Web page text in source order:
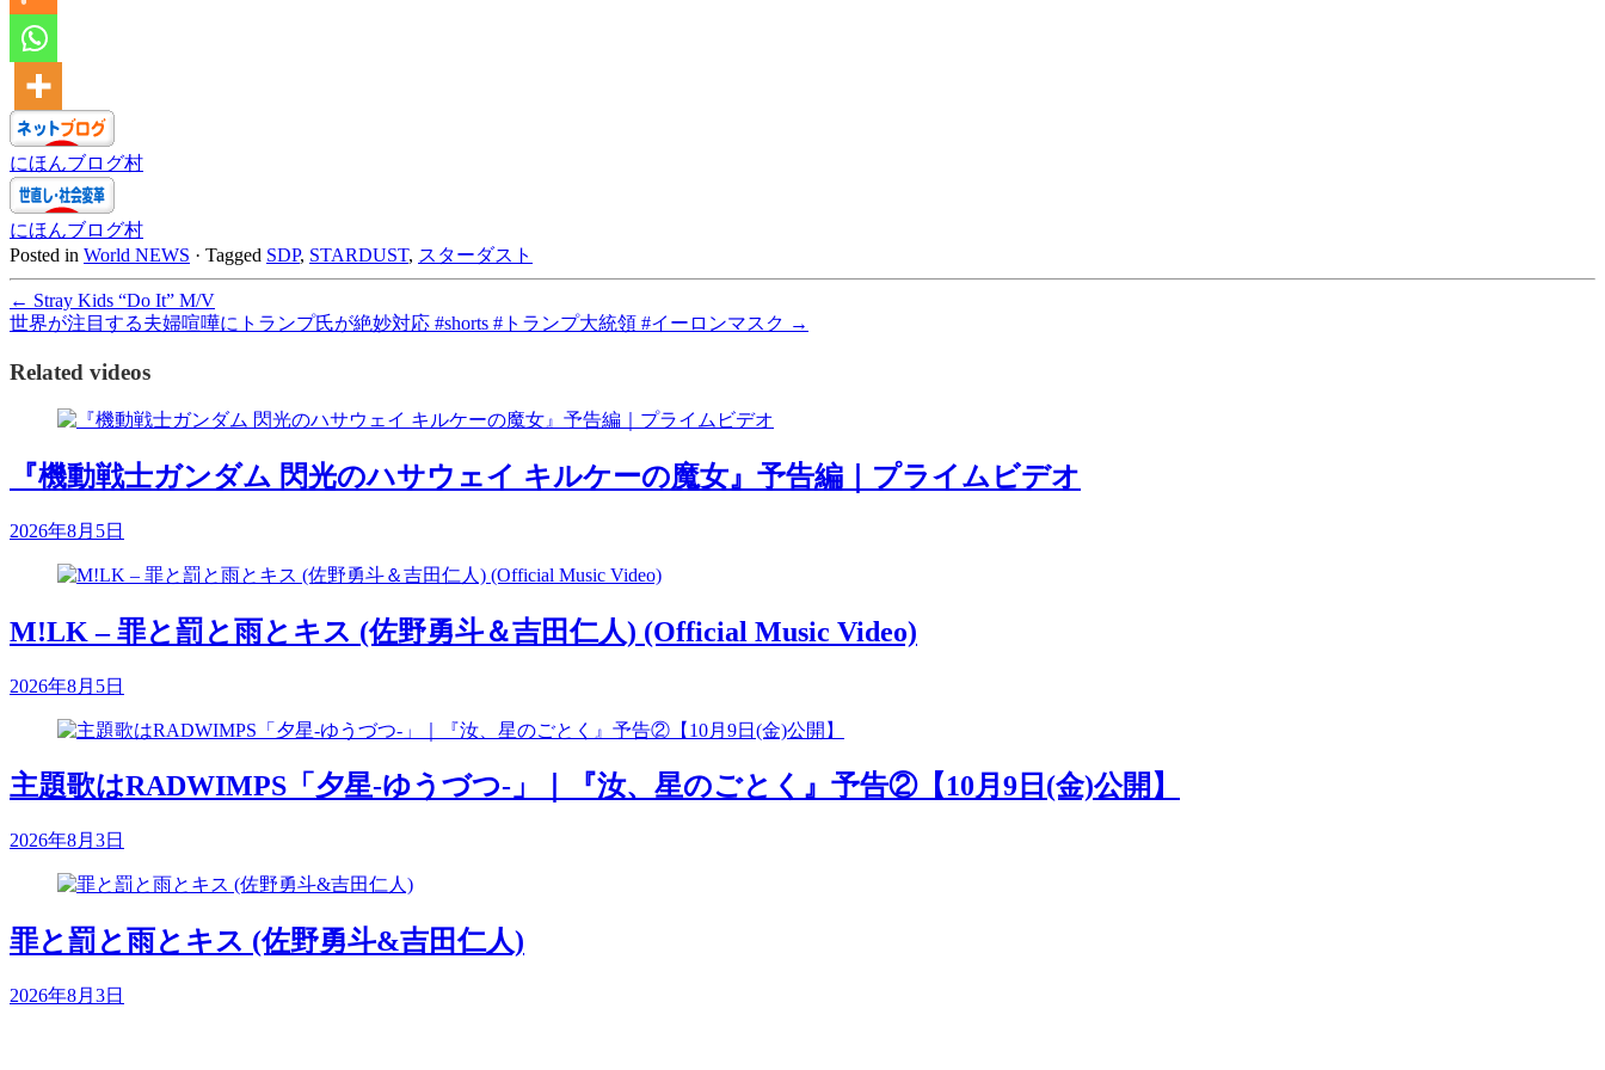
にほんブログ村
にほんブログ村
Posted in World NEWS · Tagged SDP, STARDUST, スターダスト
← Stray Kids “Do It” M/V
世界が注目する夫婦喧嘩にトランプ氏が絶妙対応 #shorts #トランプ大統領 #イーロンマスク →
Related videos
『機動戦士ガンダム 閃光のハサウェイ キルケーの魔女』予告編｜プライムビデオ
2026年8月5日
M!LK – 罪と罰と雨とキス (佐野勇斗＆吉田仁人) (Official Music Video)
2026年8月5日
主題歌はRADWIMPS「夕星-ゆうづつ-」｜『汝、星のごとく』予告②【10月9日(金)公開】
2026年8月3日
罪と罰と雨とキス (佐野勇斗&吉田仁人)
2026年8月3日